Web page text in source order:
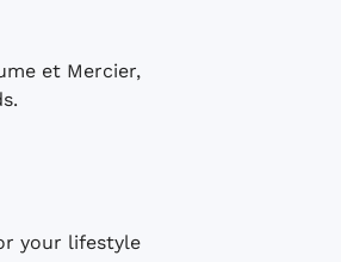
et Mercier,
your lifestyle